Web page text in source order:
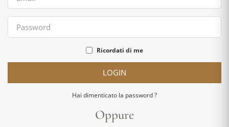
Ricordati di me
LOGIN
Hai dimenticato la password ?
Oppure